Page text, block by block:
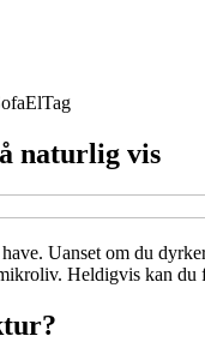
ElTag
naturlig vis
Uanset om du
Heldigvis kan